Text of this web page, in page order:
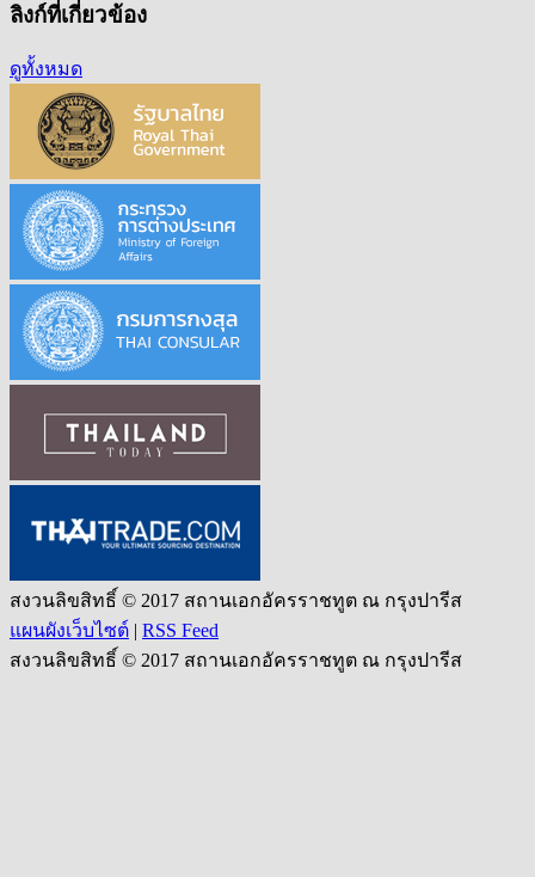
ลิงก์ที่เกี่ยวข้อง
ดูทั้งหมด
สงวนลิขสิทธิ์ © 2017 สถานเอกอัครราชทูต ณ กรุงปารีส
แผนผังเว็บไซต์ | RSS Feed
สงวนลิขสิทธิ์ © 2017 สถานเอกอัครราชทูต ณ กรุงปารีส